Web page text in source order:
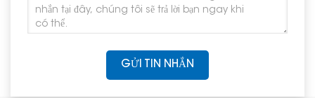
GỬI TIN NHẮN